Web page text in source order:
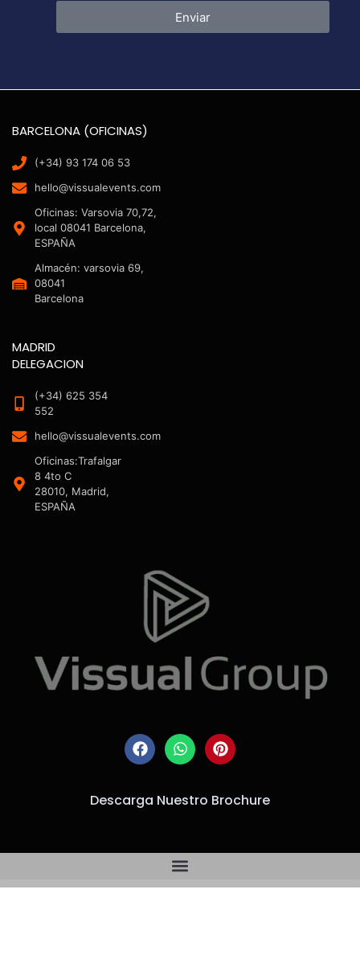
Enviar
BARCELONA (OFICINAS)
(+34) 93 174 06 53
hello@vissualevents.com
Oficinas: Varsovia 70,72,
local 08041 Barcelona,
ESPAÑA
Almacén: varsovia 69,
08041
Barcelona
MADRID
DELEGACION
(+34) 625 354
552
hello@vissualevents.com
Oficinas:Trafalgar
8 4to C
28010, Madrid,
ESPAÑA
Descarga Nuestro Brochure